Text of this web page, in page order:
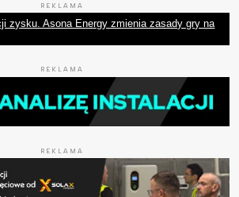
REKLAMA
zysku. Asona Energy zmienia zasady gry na
REKLAMA
REKLAMA